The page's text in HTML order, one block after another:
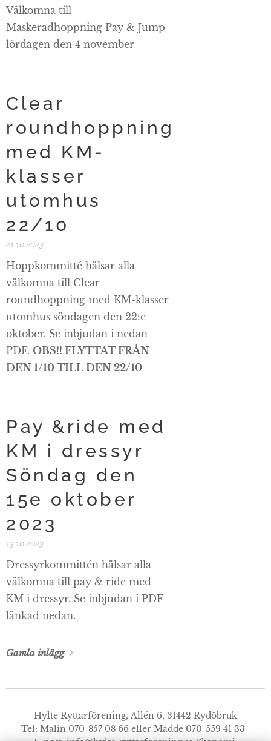
Välkomna till
Maskeradhoppning Pay & Jump
lördagen den 4 november
Clear
roundhoppning
med KM-
klasser
utomhus
22/10
21.10.2023
Hoppkommitté hälsar alla
välkomna till Clear
roundhoppning med KM-klasser
utomhus söndagen den 22:e
oktober. Se inbjudan i nedan
PDF. OBS!! FLYTTAT FRÅN
DEN 1/10 TILL DEN 22/10
Pay &ride med
KM i dressyr
Söndag den
15e oktober
2023
13.10.2023
Dressyrkommittén hälsar alla
välkomna till pay & ride med
KM i dressyr. Se inbjudan i PDF
länkad nedan.
Gamla inlägg
Hylte Ryttarförening, Allén 6, 31442 Rydöbruk
Tel: Malin 070-857 08 66 eller Madde 070-559 41 33